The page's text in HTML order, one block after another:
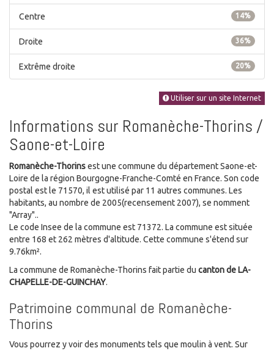
14%
Centre
36%
Droite
20%
Extrême droite
Utiliser sur un site Internet
Informations sur Romanèche-Thorins /
Saone-et-Loire
Romanèche-Thorinsest une commune du département Saone-et-
Loire de la région Bourgogne-Franche-Comté en France. Son code
postal est le 71570, il est utilisé par 11 autres communes. Les
habitants, au nombre de 2005(recensement 2007), se nomment
"Array"..
Le code Insee de la commune est 71372. La commune est située
entre 168 et 262 mètres d'altitude. Cette commune s'étend sur
9.76km².
La commune de Romanèche-Thorins fait partie du canton de LA-
CHAPELLE-DE-GUINCHAY.
Patrimoine communal de Romanèche-
Thorins
Vous pourrez y voir des monuments tels que moulin à vent. Sur